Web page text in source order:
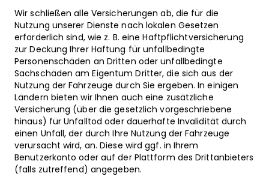
Wir schließen alle Versicherungen ab, die für die
Nutzung unserer Dienste nach lokalen Gesetzen
erforderlich sind, wie z. B. eine Haftpflichtversicherung
zur Deckung Ihrer Haftung für unfallbedingte
Personenschäden an Dritten oder unfallbedingte
Sachschäden am Eigentum Dritter, die sich aus der
Nutzung der Fahrzeuge durch Sie ergeben. In einigen
Ländern bieten wir Ihnen auch eine zusätzliche
Versicherung (über die gesetzlich vorgeschriebene
hinaus) für Unfalltod oder dauerhafte Invalidität durch
einen Unfall, der durch Ihre Nutzung der Fahrzeuge
verursacht wird, an. Diese wird ggf. in Ihrem
Benutzerkonto oder auf der Plattform des Drittanbieters
(falls zutreffend) angegeben.